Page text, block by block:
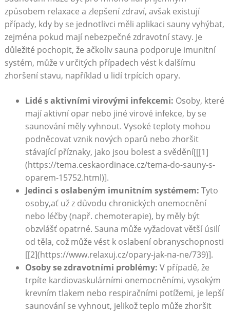
způsobem relaxace a zlepšení zdraví, avšak existují
případy, kdy by se jednotlivci měli aplikaci sauny vyhýbat,
zejména pokud mají nebezpečné zdravotní stavy. Je
důležité pochopit, že ačkoliv sauna podporuje imunitní
systém, může v určitých případech vést k dalšímu
zhoršení stavu, například u lidí trpících opary.
Lidé s aktivními virovými infekcemi: Osoby, které
mají aktivní opar nebo jiné virové infekce, by se
saunování měly vyhnout. Vysoké teploty mohou
podněcovat vznik nových oparů nebo zhoršit
stávající příznaky, jako jsou bolest a svědění[[[1]
(https://tema.ceskaordinace.cz/tema-do-sauny-s-
oparem-15752.html)].
Jedinci s oslabeným imunitním systémem: Tyto
osoby,ať už z důvodu chronických onemocnění
nebo léčby (např. chemoterapie), by měly být
obzvlášť opatrné. Sauna může vyžadovat větší úsilí
od těla, což může vést k oslabení obranyschopnosti
[[2](https://www.relaxuj.cz/opary-jak-na-ne/739)].
Osoby se zdravotními problémy: V případě, že
trpíte kardiovaskulárními onemocněními, vysokým
krevním tlakem nebo respiračními potížemi, je lepší
saunování se vyhnout, jelikož teplo může zhoršit